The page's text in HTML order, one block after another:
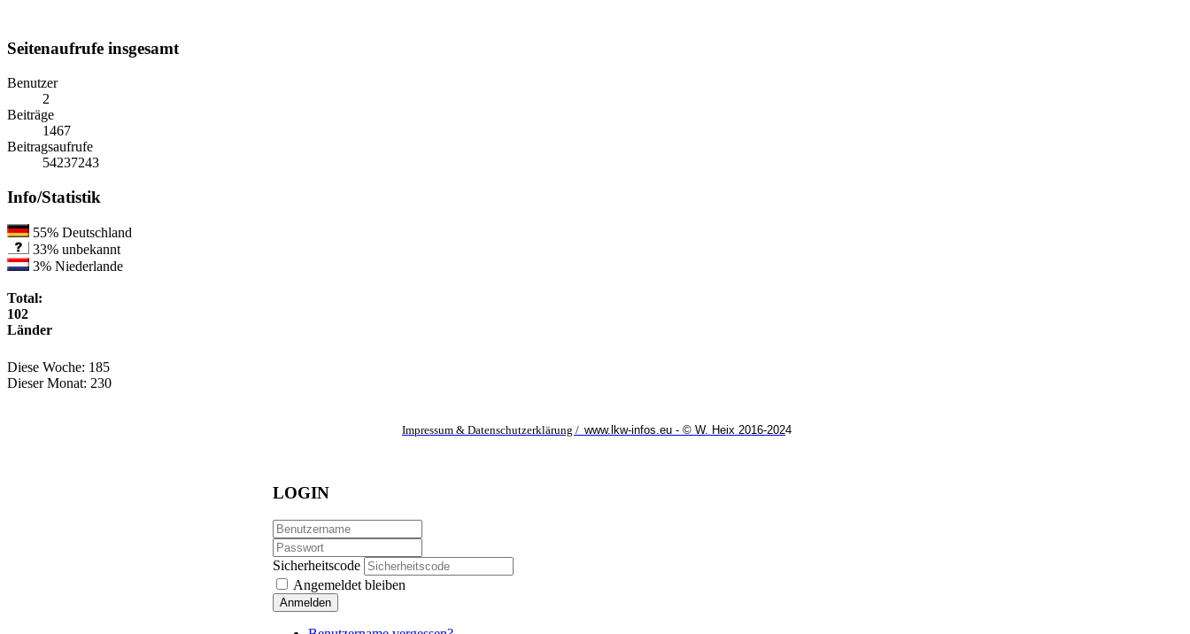
Seitenaufrufe insgesamt
Benutzer
2
Beiträge
1467
Beitragsaufrufe
54237243
Info/Statistik
55% Deutschland
33% unbekannt
3% Niederlande
Total:
102
Länder
Diese Woche: 185
Dieser Monat: 230
Impressum & Datenschutzerklärung / www.lkw-infos.eu - © W. Heix 2016-2024
LOGIN
Sicherheitscode
Angemeldet bleiben
Anmelden